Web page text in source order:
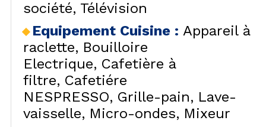
société Télévision
Equipement Cuisine : Appareil à
raclette
Bouilloire
Electrique Cafetière à
filtre Cafetiére
NESPRESSO Grille-pain
Lave-
vaisselle
Micro-ondes
Mixeur